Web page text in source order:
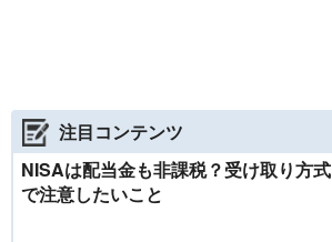
注目コンテンツ
NISAは配当金も非課税？受け取り方式
で注意したいこと